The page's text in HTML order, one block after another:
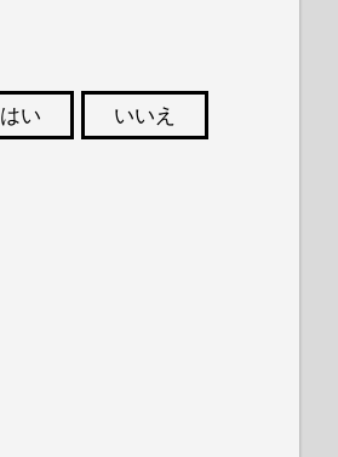
はい
いいえ